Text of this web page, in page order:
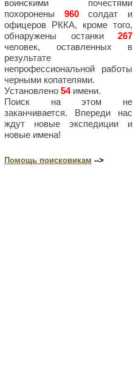
воинскими почестями
похоронены 960солдат и
офицеров РККА, кроме того,
обнаружены останки 267
человек, оставленных в
результате
непрофессиональной работы
черными копателями.
Установлено 54имени.
Поиск на этом не
заканчивается. Впереди нас
ждут новые экспедиции и
новые имена!
Помощь поисковикам -->